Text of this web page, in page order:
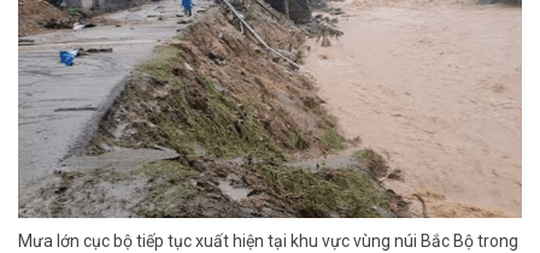
Mưa lớn cục bộ tiếp tục xuất hiện tại khu vực vùng núi Bắc Bộ trong